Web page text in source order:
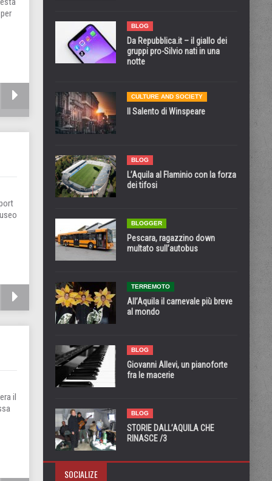
il
BLOG
Da Repubblica.it – il giallo dei
gruppi pro-Silvio nati in una
notte
CULTURE AND SOCIETY
Il Salento di Winspeare
BLOG
L’Aquila al Flaminio con la forza
dei tifosi
BLOGGER
Pescara, ragazzino down
multato sull’autobus
TERREMOTO
All’Aquila il carnevale più breve
al mondo
BLOG
Giovanni Allevi, un pianoforte
fra le macerie
BLOG
STORIE DALL’AQUILA CHE
RINASCE /3
SOCIALIZE